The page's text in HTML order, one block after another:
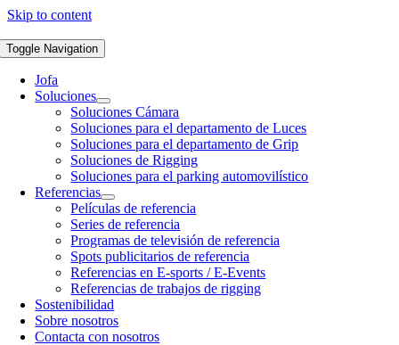
Skip to content
Toggle Navigation
Jofa
Soluciones
Soluciones Cámara
Soluciones para el departamento de Luces
Soluciones para el departamento de Grip
Soluciones de Rigging
Soluciones para el parking automovilístico
Referencias
Películas de referencia
Series de referencia
Programas de televisión de referencia
Spots publicitarios de referencia
Referencias en E-sports / E-Events
Referencias de trabajos de rigging
Sostenibilidad
Sobre nosotros
Contacta con nosotros